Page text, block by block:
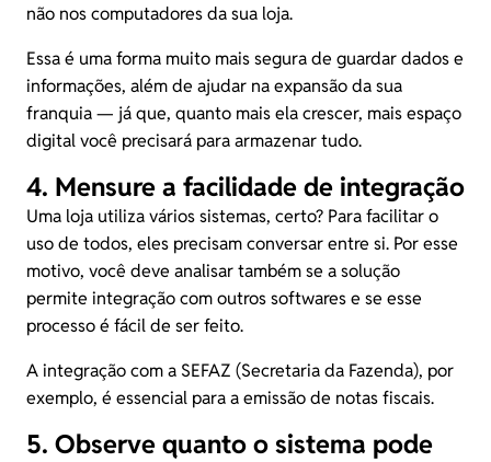
não nos computadores da sua loja.
Essa é uma forma muito mais segura de guardar dados e
informações, além de ajudar na expansão da sua
franquia — já que, quanto mais ela crescer, mais espaço
digital você precisará para armazenar tudo.
4. Mensure a facilidade de integração
Uma loja utiliza vários sistemas, certo? Para facilitar o
uso de todos, eles precisam conversar entre si. Por esse
motivo, você deve analisar também se a solução
permite integração com outros softwares e se esse
processo é fácil de ser feito.
A integração com a SEFAZ (Secretaria da Fazenda), por
exemplo, é essencial para aemissão de notas fiscais.
5. Observe quanto o sistema pode